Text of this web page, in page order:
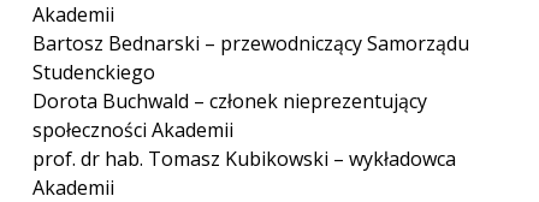
Akademii
Bartosz Bednarski – przewodniczący Samorządu
Studenckiego
Dorota Buchwald – członek nieprezentujący
społeczności Akademii
prof. dr hab. Tomasz Kubikowski – wykładowca
Akademii